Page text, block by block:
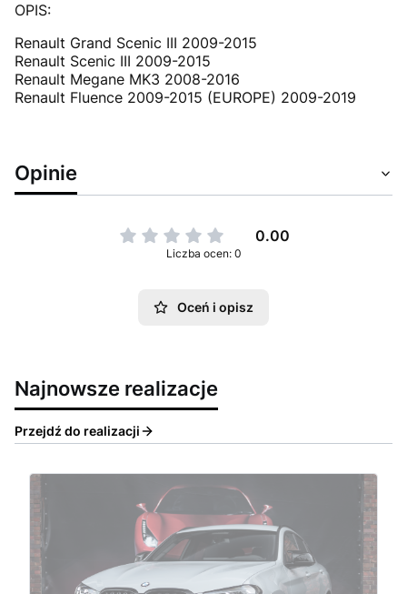
OPIS:
Renault Grand Scenic III 2009-2015
Renault Scenic III 2009-2015
Renault Megane MK3 2008-2016
Renault Fluence 2009-2015 (EUROPE) 2009-2019
Opinie
0.00
Liczba ocen: 0
Oceń i opisz
Najnowsze realizacje
Przejdź do realizacji